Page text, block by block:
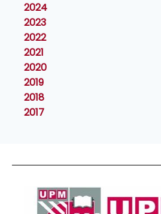
2024
2023
2022
2021
2020
2019
2018
2017